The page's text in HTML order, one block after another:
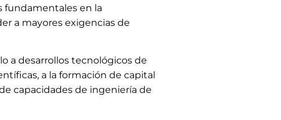
fundamentales en la
a mayores exigencias de
a desarrollos tecnológicos de
a la formación de capital
capacidades de ingeniería de